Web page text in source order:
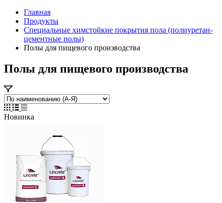
Главная
Продукты
Специальные химстойкие покрытия пола (полиуретан-
цементные полы)
Полы для пищевого производства
Полы для пищевого производства
Новинка